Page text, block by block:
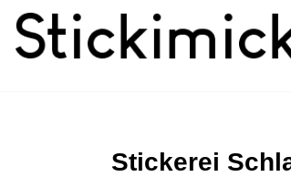
Stickerei